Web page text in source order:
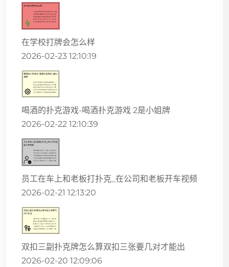
在学校打牌会怎么样
2026-02-23 12:10:19
喝酒的扑克游戏-喝酒扑克游戏 2是小姐牌
2026-02-22 12:10:39
员工在车上和老板打扑克_在公司和老板开车视频
2026-02-21 12:13:20
双扣三副扑克牌怎么算双扣三张要几对才能出
2026-02-20 12:09:06